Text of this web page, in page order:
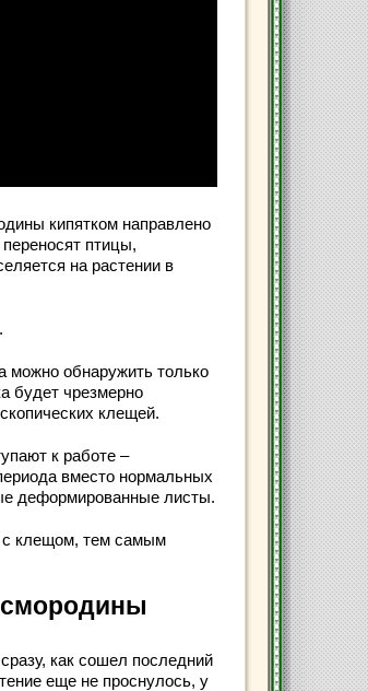
кипятком направлено
переносят птицы,
на растении в
можно обнаружить только
будет чрезмерно
клещей.
к работе –
вместо нормальных
деформированные листы.
с клещом, тем самым
смородины
как сошел последний
еще не проснулось, у